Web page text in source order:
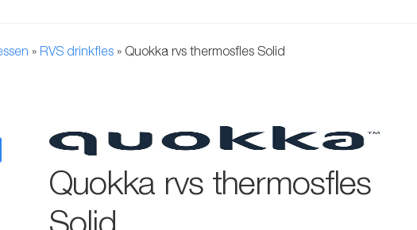
» RVS drinkfles » Quokka rvs thermosfles Solid
Quokka rvs thermosfles
Solid